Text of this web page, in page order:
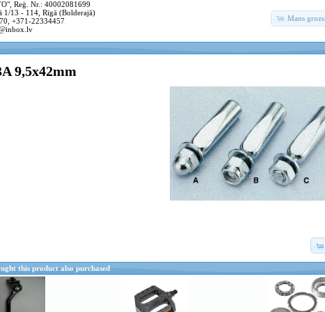
Mans grozs
Reģ. Nr.: 40002081699
13 - 114, Rīgā (Bolderajā)
+371-22334457
9,5x42mm
this product also purchased